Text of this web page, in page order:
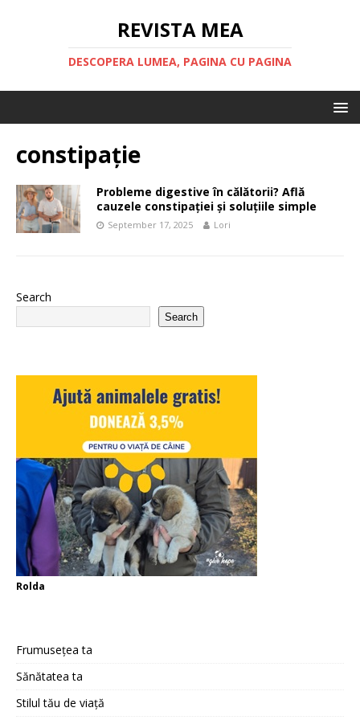
REVISTA MEA
DESCOPERA LUMEA, PAGINA CU PAGINA
constipație
Probleme digestive în călătorii? Află
cauzele constipației și soluțiile simple
September 17, 2025 Lori
Search
Search
Rolda
Frumusețea ta
Sănătatea ta
Stilul tău de viață